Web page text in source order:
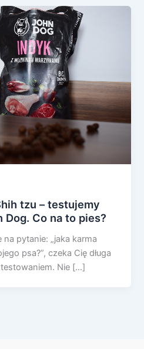
tzu – testujemy
Dog. Co na to pies?
pytanie: „jaka karma
psa?”, czeka Cię długa
Nie […]